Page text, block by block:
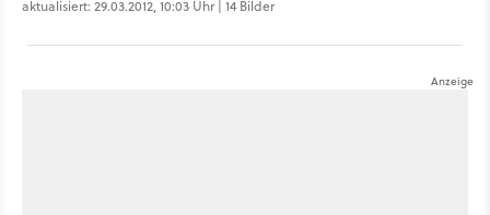
aktualisiert: 29.03.2012, 10:03 Uhr | 14 Bilder